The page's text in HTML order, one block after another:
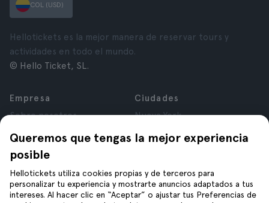
Queremos que tengas la mejor experiencia
posible
Hellotickets utiliza cookies propias y de terceros para
personalizar tu experiencia y mostrarte anuncios adaptados a tus
intereses. Al hacer clic en “Aceptar” o ajustar tus Preferencias de
COL (USD)
Hellotickets es la mejor manera de reservar tours y
actividades en todo el mundo.
© Hello Ticket, SL.
Empresa
Sobre nosotros
Afiliados
Opiniones
Privacidad
Términos y Condiciones
Ciudades
Nueva York
París
Granada
Cracovia